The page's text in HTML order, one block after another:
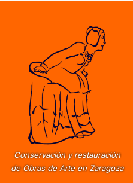
Conservación y restauración
de Obras de Arte en Zaragoza